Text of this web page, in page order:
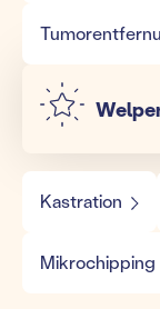
Kastration
Mikrochipping